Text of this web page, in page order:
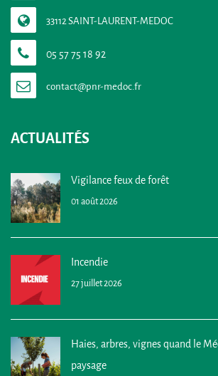
33112 SAINT-LAURENT-MEDOC
05 57 75 18 92
ACTUALITÉS
Vigilance feux de forêt
01 août 2026
Incendie
27 juillet 2026
Haies, arbres, vignes quand le
paysage